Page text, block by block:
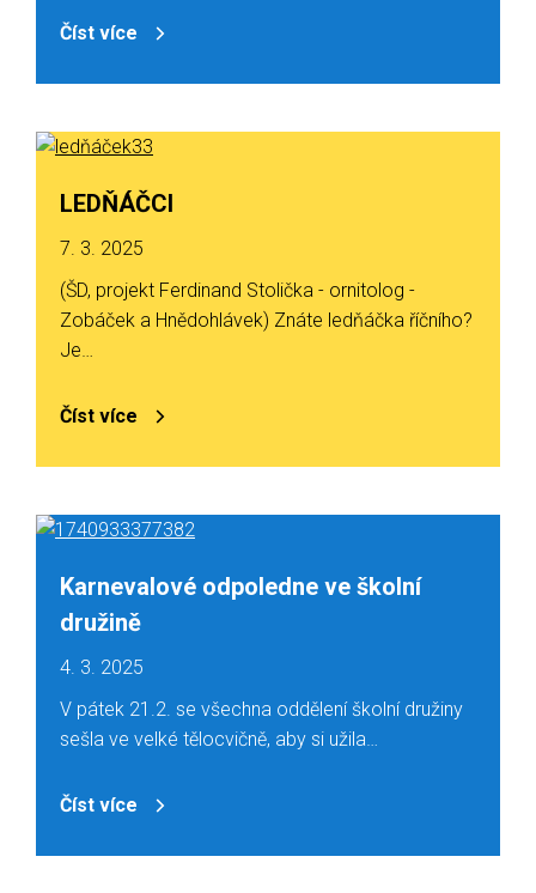
Číst více
LEDŇÁČCI
7. 3. 2025
(ŠD, projekt Ferdinand Stolička - ornitolog -
Zobáček a Hnědohlávek) Znáte ledňáčka říčního?
Je…
Číst více
Karnevalové odpoledne ve školní
družině
4. 3. 2025
V pátek 21.2. se všechna oddělení školní družiny
sešla ve velké tělocvičně, aby si užila…
Číst více